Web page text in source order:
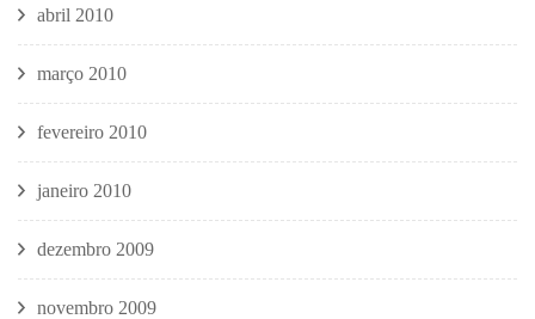
abril 2010
março 2010
fevereiro 2010
janeiro 2010
dezembro 2009
novembro 2009